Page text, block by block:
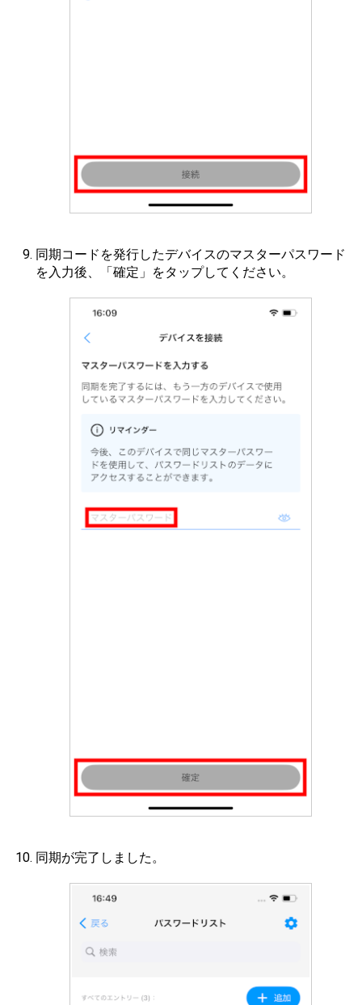
同期コードを発行したデバイスのマスターパスワード
を入力後、「確定」をタップしてください。
同期が完了しました。